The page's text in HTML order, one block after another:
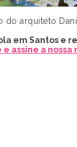
do arquiteto
em Santos e
e assine a